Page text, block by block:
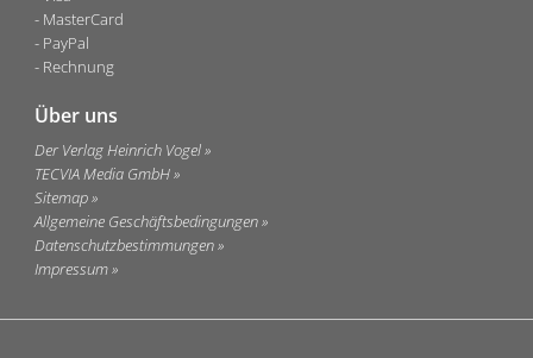
MasterCard
PayPal
Rechnung
Über uns
Der Verlag Heinrich Vogel
TECVIA Media GmbH
Sitemap
Allgemeine Geschäftsbedingungen
Datenschutzbestimmungen
Impressum